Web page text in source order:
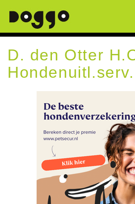
D. den Otter